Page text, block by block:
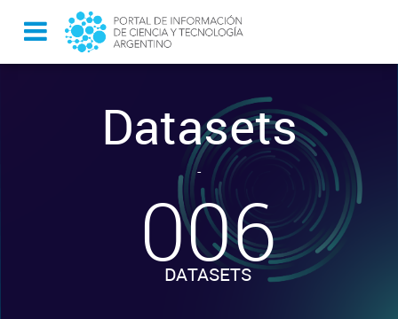
Datasets
-
006
DATASETS